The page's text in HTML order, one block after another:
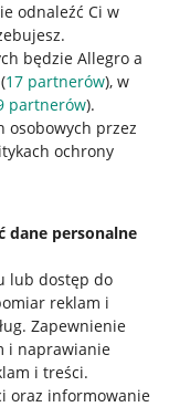
odnaleźć Ci w
będzie Allegro a
17 partnerów), w
partnerów).
osobowych przez
ochrony
dane personalne
lub dostęp do
reklam i
. Zapewnienie
i naprawianie
i treści.
oraz informowanie